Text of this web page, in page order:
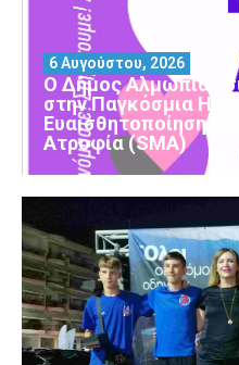
Ο Δήμος Αλμωπίας
στην Παγκόσμια
Ευαισθητοποίησης
Ατροφία (SMA)
6 Αυγούστου, 2026